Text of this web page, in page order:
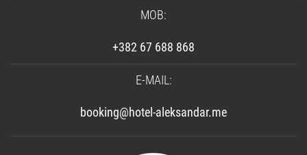
MOB:
+382 67 688 868
E-MAIL:
booking@hotel-aleksandar.me